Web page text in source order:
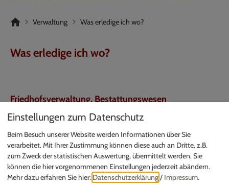
Was erledige ich wo?
Verwaltung
Was erledige ich wo?
Friedhofsverwaltung, Bestattungswesen
Vollzug der Friedhofs-und Friedhofsgebührensatzung
Vollzug des Bayerischen Bestattungsgesetzes- und Ordnung
Überprüfung und Zulassung von Grabdenkmälern
Prüfung der Grabstätten vor Ort
Einstellungen zum Datenschutz
Beim Besuch unserer Website werden Informationen über Sie
verarbeitet. Mit Ihrer Zustimmung können diese auch an Dritte, z.B.
zum Zweck der statistischen Auswertung, übermittelt werden. Sie
können die hier vorgenommenen Einstellungen jederzeit abändern.
Mehr dazu erfahren Sie hier: Datenschutzerklärung/ Impressum.